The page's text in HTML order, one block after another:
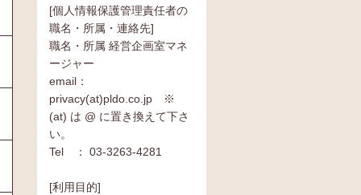
[個人情報保護管理責任者の
職名・所属・連絡先]
職名・所属 経営企画室マネ
ージャー
email：
privacy(at)pldo.co.jp ※
(at) は @ に置き換えて下さ
い。
Tel ： 03-3263-4281
[利用目的]